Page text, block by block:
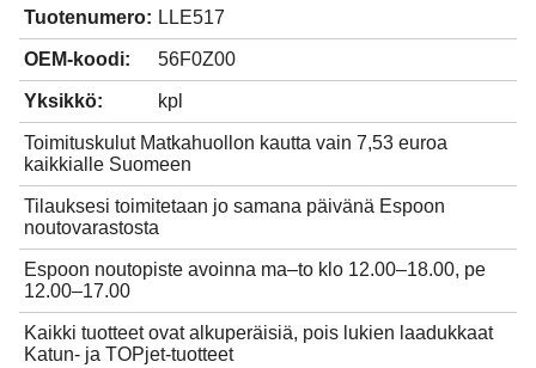
Tuotenumero: LLE517
OEM-koodi: 56F0Z00
Yksikkö: kpl
Toimituskulut Matkahuollon kautta vain 7,53 euroa
kaikkialle Suomeen
Tilauksesi toimitetaan jo samana päivänä Espoon
noutovarastosta
Espoon noutopiste avoinna ma–to klo 12.00–18.00, pe
12.00–17.00
Kaikki tuotteet ovat alkuperäisiä, pois lukien laadukkaat
Katun- ja TOPjet-tuotteet